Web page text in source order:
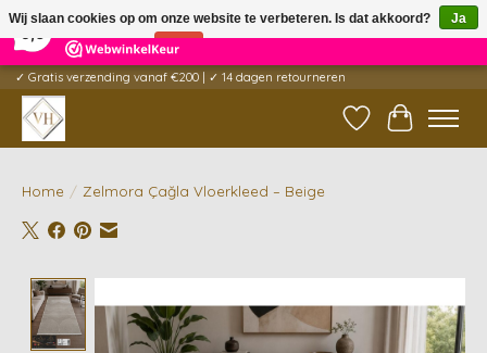
5 Reviews ×
✓ Gratis verzending vanaf €200 | ✓ 14 dagen retourneren
Verlanglijst
Home / Zelmora Çağla Vloerkleed – Beige
Wij slaan cookies op om onze website te verbeteren. Is dat akkoord?
Ja
Nee